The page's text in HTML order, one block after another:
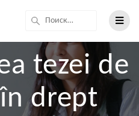
tezei de
drept